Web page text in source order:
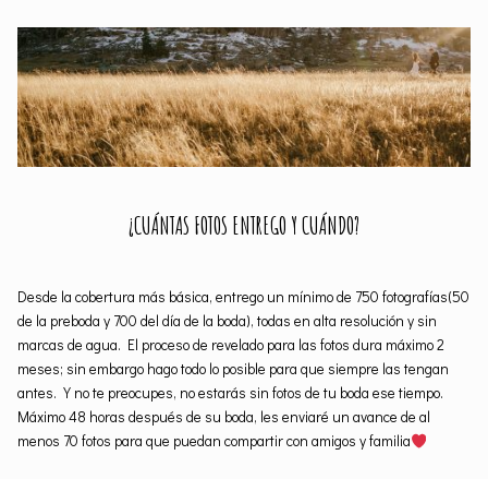
¿CUÁNTAS FOTOS ENTREGO Y CUÁNDO?
Desde la cobertura más básica, entrego un mínimo de 750 fotografías(50
de la preboda y 700 del día de la boda), todas en alta resolución y sin
marcas de agua. El proceso de revelado para las fotos dura máximo 2
meses; sin embargo hago todo lo posible para que siempre las tengan
antes. Y no te preocupes, no estarás sin fotos de tu boda ese tiempo.
Máximo 48 horas después de su boda, les enviaré un avance de al
menos 70 fotos para que puedan compartir con amigos y familia